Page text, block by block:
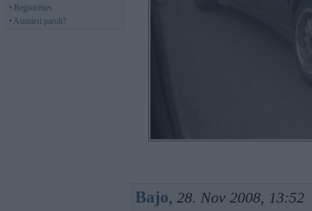
• Reģistrēties
• Aizmirsi paroli?
Bajo, 28. Nov 2008, 13:52